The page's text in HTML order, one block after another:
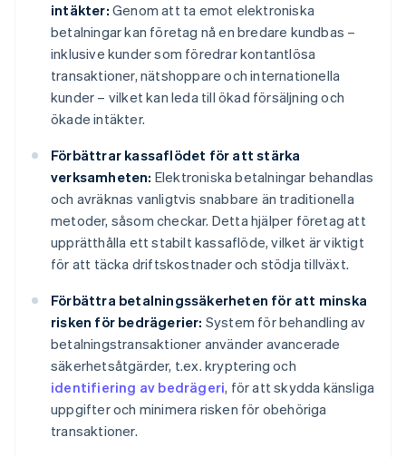
intäkter: Genom att ta emot elektroniska
betalningar kan företag nå en bredare kundbas –
inklusive kunder som föredrar kontantlösa
transaktioner, nätshoppare och internationella
kunder – vilket kan leda till ökad försäljning och
ökade intäkter.
Förbättrar kassaflödet för att stärka
verksamheten: Elektroniska betalningar behandlas
och avräknas vanligtvis snabbare än traditionella
metoder, såsom checkar. Detta hjälper företag att
upprätthålla ett stabilt kassaflöde, vilket är viktigt
för att täcka driftskostnader och stödja tillväxt.
Förbättra betalningssäkerheten för att minska
risken för bedrägerier: System för behandling av
betalningstransaktioner använder avancerade
säkerhetsåtgärder, t.ex. kryptering och
identifiering av bedrägeri, för att skydda känsliga
uppgifter och minimera risken för obehöriga
transaktioner.